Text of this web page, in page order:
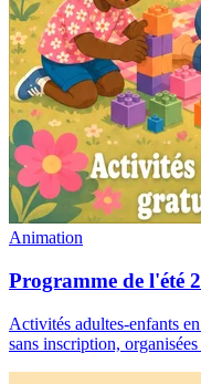
Animation
Programme de l'été
Activités adultes-enfants
sans inscription,